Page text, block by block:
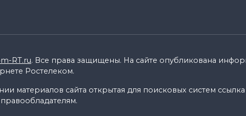
В
RT.ru. Все права защищены. На сайте опубликована
Ростелеком.
материалов сайта открытая для поисковых систем